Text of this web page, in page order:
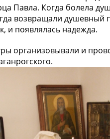
Павла. Когда болела
возвращали душевный
и появлялась надежда.
организовывали и